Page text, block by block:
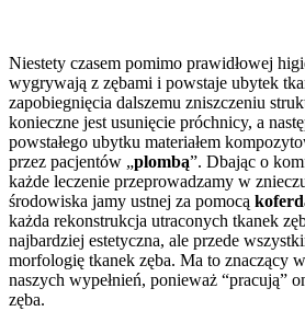
Niestety czasem pomimo prawidłowej
wygrywają z zębami i powstaje ubytek
zapobiegnięcia dalszemu zniszczeniu
konieczne jest usunięcie próchnicy, a
powstałego ubytku materiałem
przez pacjentów „plombą”. Dbając o
każde leczenie przeprowadzamy w
środowiska jamy ustnej za pomocą
każda rekonstrukcja utraconych tkanek
najbardziej estetyczna, ale przede
morfologię tkanek zęba. Ma to znaczący
naszych wypełnień, ponieważ “pracują”
zęba.